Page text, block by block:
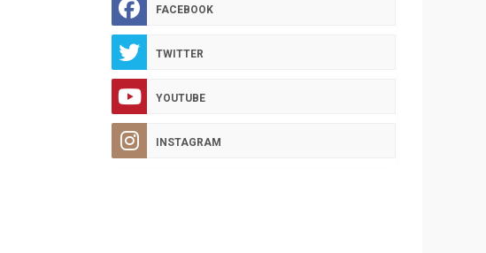
FACEBOOK
TWITTER
YOUTUBE
INSTAGRAM